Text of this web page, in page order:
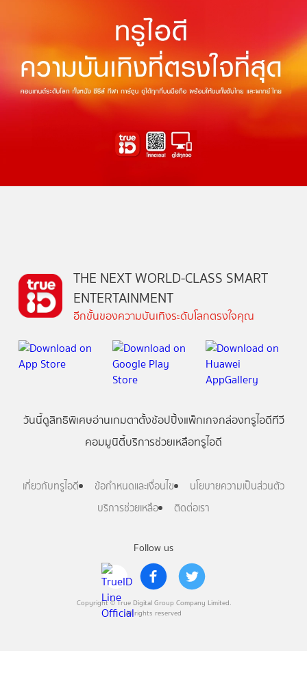
Follow us
Copyright © True Digital Group Company Limited.
All rights reserved
THE NEXT WORLD-CLASS SMART
ENTERTAINMENT
อีกขั้นของความบันเทิงระดับโลกตรงใจคุณ
วันนี้ดูสิทธิพิเศษอ่านเกมตาตั้งช้อปปิ้งแพ็กเกจกล่องทรูไอดีทีวี
คอมมูนิตี้บริการช่วยเหลือทรูไอดี
เกี่ยวกับทรูไอดี ข้อกำหนดและเงื่อนไข
นโยบายความเป็นส่วนตัว
บริการช่วยเหลือ
ติดต่อเรา